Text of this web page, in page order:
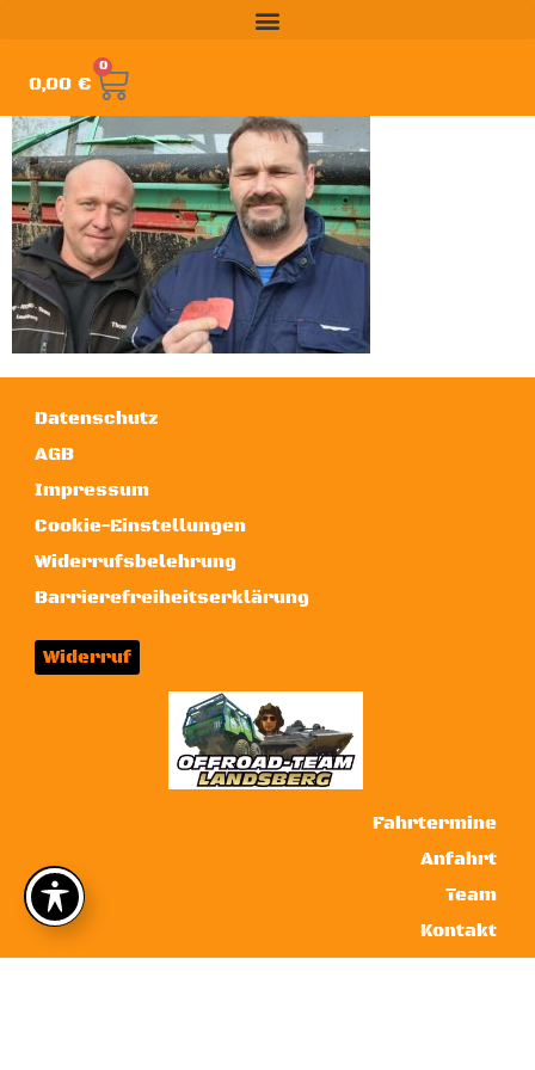
0,00 €
0
Datenschutz
AGB
Impressum
Cookie-Einstellungen
Widerrufsbelehrung
Barrierefreiheitserklärung
Widerruf
Fahrtermine
Anfahrt
Team
Kontakt